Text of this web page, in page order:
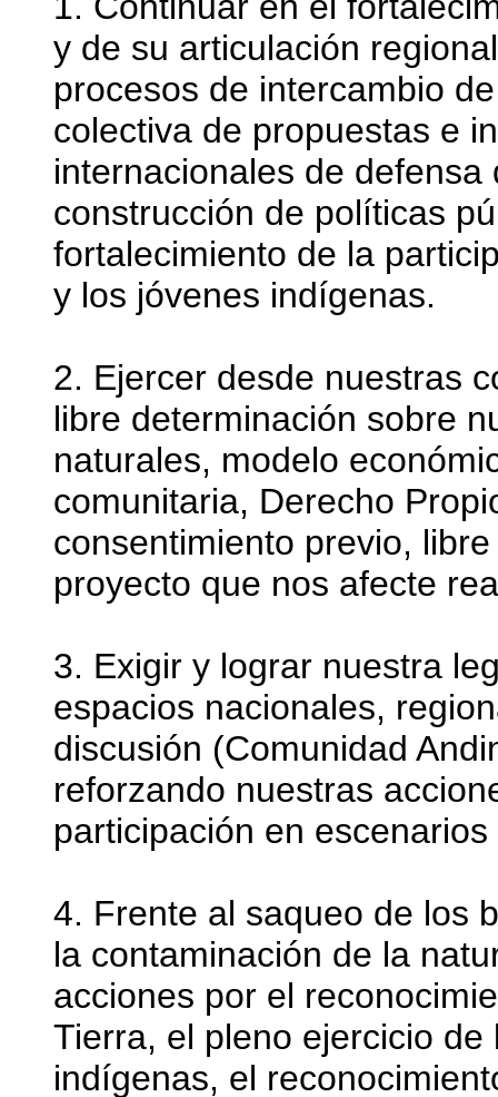
y de su articulación
procesos de intercambio
colectiva de propuestas e
internacionales de
construcción de políticas
fortalecimiento de la
y los jóvenes indígenas.
2. Ejercer desde nuestras
libre determinación sobre
naturales, modelo
comunitaria, Derecho
consentimiento previo,
proyecto que nos afecte
3. Exigir y lograr nuestra
espacios nacionales,
discusión (Comunidad
reforzando nuestras
participación en
4. Frente al saqueo de los
la contaminación de la
acciones por el
Tierra, el pleno ejercicio
indígenas, el